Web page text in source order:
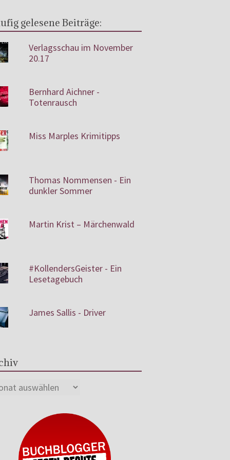
gelesene Beiträge:
Verlagsschau im November
20.17
Bernhard Aichner -
Totenrausch
Miss Marples Krimitipps
Thomas Nommensen - Ein
dunkler Sommer
Martin Krist – Märchenwald
#KollendersGeister - Ein
Lesetagebuch
James Sallis - Driver